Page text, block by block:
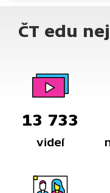
ČT edu
13 733
videí